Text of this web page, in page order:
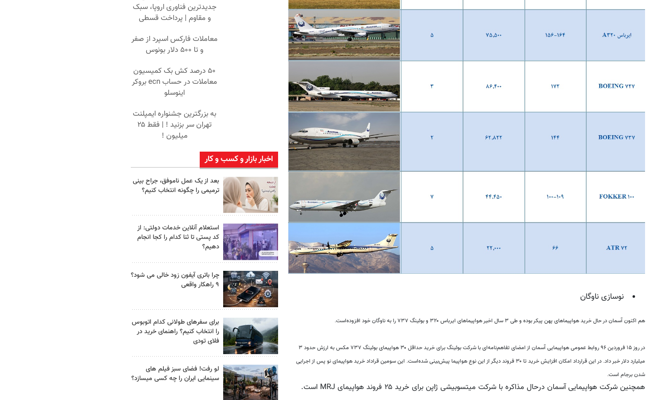
نوسازی ناوگان
هم اکنون آسمان در حال خرید هواپیماهای پهن پیکر بوده و طی ۳ سال اخیر هواپیماهای ایرباس ۳۲۰ و بوئینگ ۷۳۷ را به ناوگان خود افزوده‌است.
در روز ۱۵ فروردین ۹۶ روابط عمومی هواپیمایی آسمان از امضای تفاهم‌نامه‌ای با شرکت بوئینگ برای خرید حداقل ۳۰ هواپیمای بوئینگ ۷۳۷ مکس به ارزش حدود ۳
میلیارد دلار خبر داد. در این قرارداد امکان افزایش خرید تا ۳۰ فروند دیگر از این نوع هواپیما پیش‌بینی شده‌است. این سومین قراداد خرید هواپیمای نو پس از اجرایی
شدن برجام است.
همچنین شرکت هواپیمایی آسمان درحال مذاکره با شرکت میتسوبیشی ژاپن برای خرید ۲۵ فروند هواپیمای MRJ است.
جدیدترین فناوری اروپا، سبک
و مقاوم | پرداخت قسطی
معاملات فارکس اسپرد از صفر
و تا ۵۰۰ دلار بونوس
۵۰ درصد کش بک کمیسیون
معاملات در حساب ecn بروکر
اینوسلو
به بزرگترین جشنواره ایمپلنت
تهران سر بزنید ! | فقط ۲۵
میلیون !
اخبار بازار و کسب و کار
بعد از یک عمل ناموفق، جراح بینی
ترمیمی را چگونه انتخاب کنیم؟
استعلام آنلاین خدمات دولتی: از
کد پستی تا ثنا کدام را کجا انجام
دهیم؟
چرا باتری آیفون زود خالی می شود؟
۹ راهکار واقعی
برای سفرهای طولانی کدام اتوبوس
را انتخاب کنیم؟ راهنمای خرید در
فلای تودی
لو رفت! فضای سبز فیلم های
سینمایی ایران را چه کسی میسازد؟